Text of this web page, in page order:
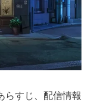
らすじ、配信情報